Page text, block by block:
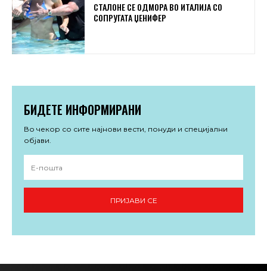
СТАЛОНЕ СЕ ОДМОРА ВО ИТАЛИЈА СО
СОПРУГАТА ЏЕНИФЕР
БИДЕТЕ ИНФОРМИРАНИ
Во чекор со сите најнови вести, понуди и специјални
објави.
ПРИЈАВИ СЕ